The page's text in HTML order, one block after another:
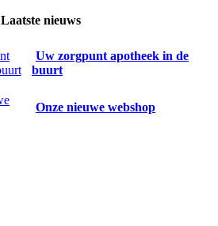
Laatste nieuws
Uw zorgpunt apotheek in de
buurt
Onze nieuwe webshop